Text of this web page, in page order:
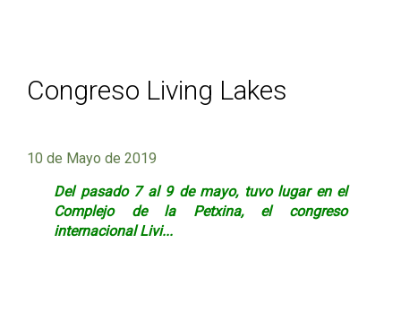
Congreso Living Lakes
10 de Mayo de 2019
Del pasado 7 al 9 de mayo, tuvo lugar en el
Complejo de la Petxina, el congreso
internacionalLivi...